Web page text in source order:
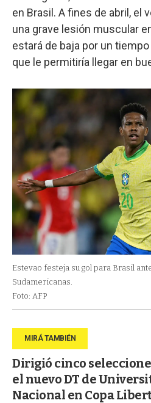
en Brasil. A fines de abril, el
una grave lesión muscular
estará de baja por un
que le permitiría llegar en
Estevao festeja su gol para Brasil
Sudamericanas.
Foto: AFP
Dirigió cinco
el nuevo DT de
Nacional en Copa